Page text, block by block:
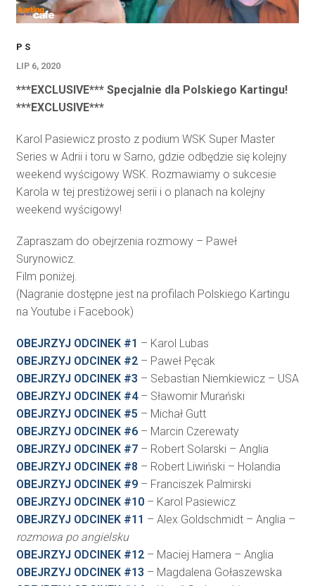
P S
LIP 6, 2020
***EXCLUSIVE*** Specjalnie dla Polskiego Kartingu!
***EXCLUSIVE***
Karol Pasiewicz prosto z podium WSK Super Master
Series w Adrii i toru w Sarno, gdzie odbędzie się kolejny
weekend wyścigowy WSK. Rozmawiamy o sukcesie
Karola w tej prestiżowej serii i o planach na kolejny
weekend wyścigowy!
Zapraszam do obejrzenia rozmowy – Paweł
Surynowicz.
Film poniżej.
(Nagranie dostępne jest na profilach Polskiego Kartingu
na Youtube i Facebook)
OBEJRZYJ ODCINEK #1 – Karol Lubas
OBEJRZYJ ODCINEK #2– Paweł Pęcak
OBEJRZYJ ODCINEK #3 – Sebastian Niemkiewicz – USA
OBEJRZYJ ODCINEK #4– Sławomir Murański
OBEJRZYJ ODCINEK #5 – Michał Gutt
OBEJRZYJ ODCINEK #6– Marcin Czerewaty
OBEJRZYJ ODCINEK #7– Robert Solarski – Anglia
OBEJRZYJ ODCINEK #8 – Robert Liwiński – Holandia
OBEJRZYJ ODCINEK #9 – Franciszek Palmirski
OBEJRZYJ ODCINEK #10– Karol Pasiewicz
OBEJRZYJ ODCINEK #11 – Alex Goldschmidt – Anglia –
rozmowa po angielsku
OBEJRZYJ ODCINEK #12– Maciej Hamera – Anglia
OBEJRZYJ ODCINEK #13 – Magdalena Gołaszewska